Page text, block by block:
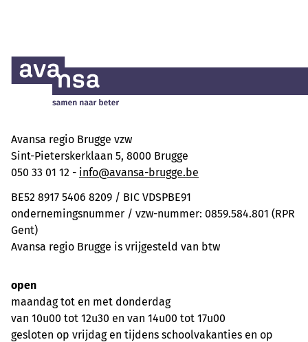
Avansa regio Brugge vzw
Sint-Pieterskerklaan 5, 8000 Brugge
050 33 01 12 - info@avansa-brugge.be
BE52 8917 5406 8209 / BIC VDSPBE91
ondernemingsnummer / vzw-nummer: 0859.584.801 (RPR
Gent)
Avansa regio Brugge is vrijgesteld van btw
open
maandag tot en met donderdag
van 10u00 tot 12u30 en van 14u00 tot 17u00
gesloten op vrijdag en tijdens schoolvakanties en op